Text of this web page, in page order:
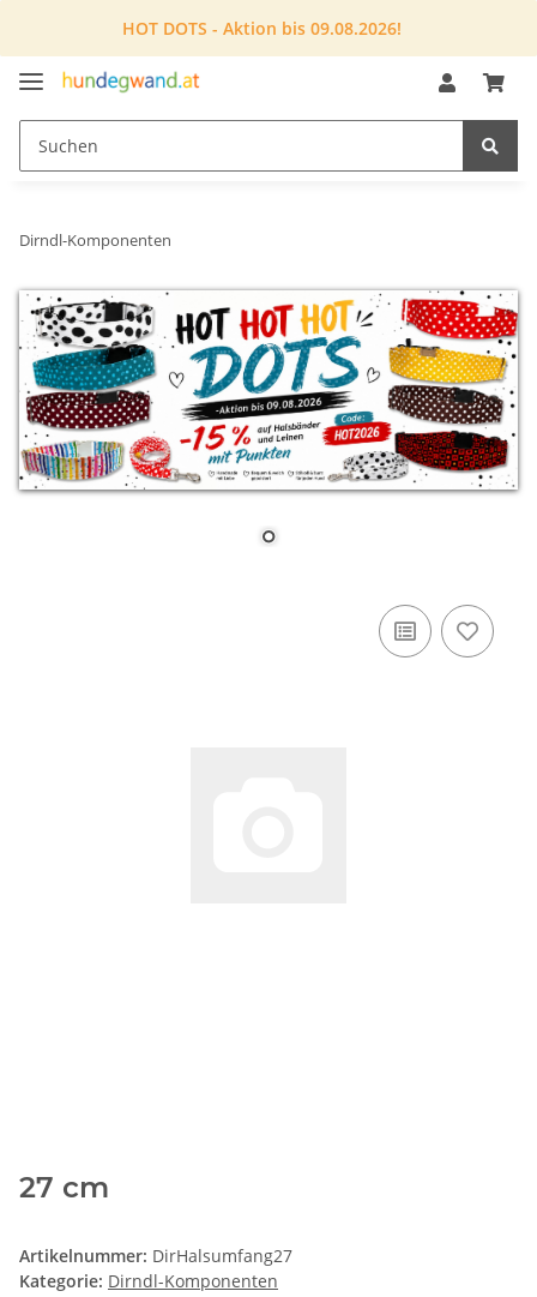
HOT DOTS - Aktion bis 09.08.2026!
Dirndl-Komponenten
27 cm
Artikelnummer: DirHalsumfang27
Kategorie: Dirndl-Komponenten